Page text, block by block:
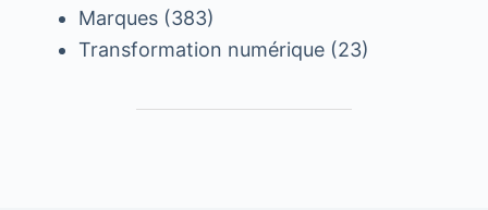
Marques(383)
Transformation numérique(23)